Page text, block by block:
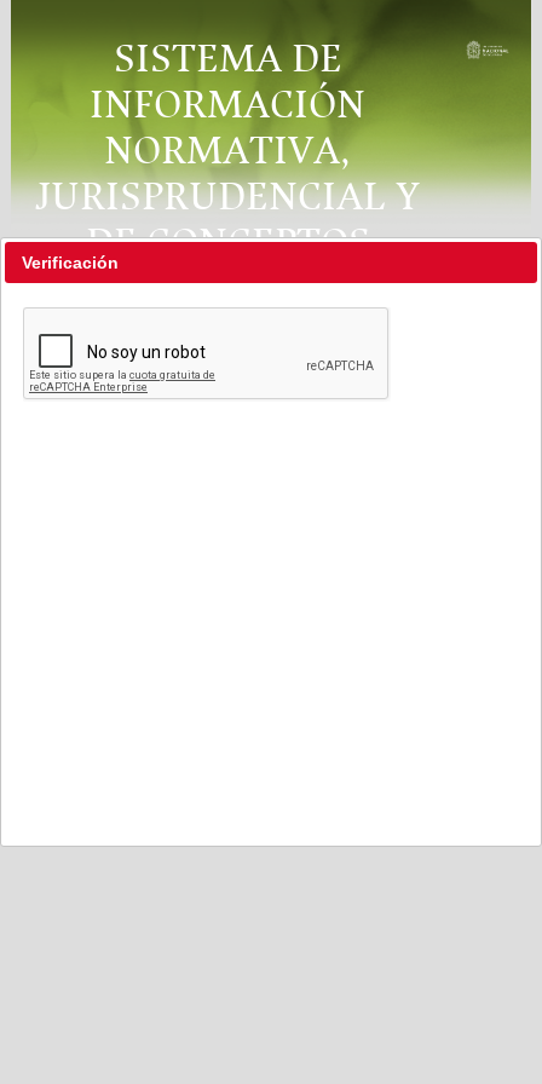
SISTEMA DE
INFORMACIÓN
NORMATIVA,
JURISPRUDENCIAL Y
DE CONCEPTOS
"RÉGIMEN LEGAL"
Verificación